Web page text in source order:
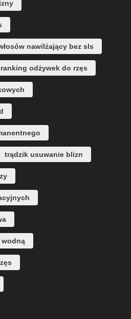
nawilżający bez sls
ranking odżywek do rzęs
trądzik usuwanie blizn
wodną